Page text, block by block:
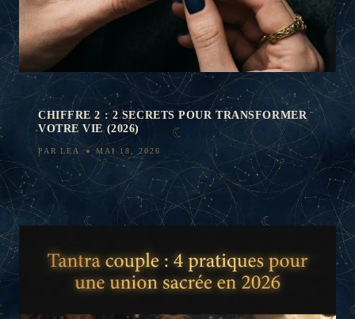
CHIFFRE 2 : 2 SECRETS POUR TRANSFORMER
VOTRE VIE (2026)
PAR LEA MAI 18, 2026